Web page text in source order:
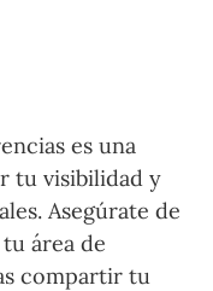
es una
tu visibilidad y
Asegúrate de
área de
compartir tu